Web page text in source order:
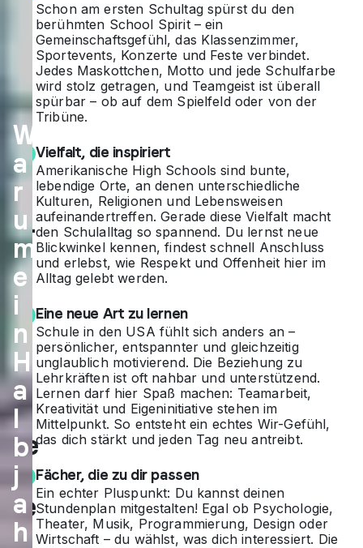
h
in
de
n
US
A–
erl
eb
da
s
ec
hte
A
me
ric
W
a
r
u
m
e
i
n
H
a
l
b
j
a
h
Schon am ersten Schultag spürst du den
berühmten School Spirit – ein
Gemeinschaftsgefühl, das Klassenzimmer,
Sportevents, Konzerte und Feste verbindet.
Jedes Maskottchen, Motto und jede Schulfarbe
wird stolz getragen, und Teamgeist ist überall
spürbar – ob auf dem Spielfeld oder von der
Tribüne.
Vielfalt, die inspiriert
Amerikanische High Schools sind bunte,
lebendige Orte, an denen unterschiedliche
Kulturen, Religionen und Lebensweisen
aufeinandertreffen. Gerade diese Vielfalt macht
den Schulalltag so spannend. Du lernst neue
Blickwinkel kennen, findest schnell Anschluss
und erlebst, wie Respekt und Offenheit hier im
Alltag gelebt werden.
Eine neue Art zu lernen
Schule in den USA fühlt sich anders an –
persönlicher, entspannter und gleichzeitig
unglaublich motivierend. Die Beziehung zu
Lehrkräften ist oft nahbar und unterstützend.
Lernen darf hier Spaß machen: Teamarbeit,
Kreativität und Eigeninitiative stehen im
Mittelpunkt. So entsteht ein echtes Wir-Gefühl,
das dich stärkt und jeden Tag neu antreibt.
Fächer, die zu dir passen
Ein echter Pluspunkt: Du kannst deinen
Stundenplan mitgestalten! Egal ob Psychologie,
Theater, Musik, Programmierung, Design oder
Wirtschaft – du wählst, was dich interessiert. Die